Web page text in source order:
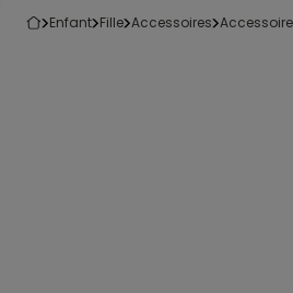
enfant fille accessoires